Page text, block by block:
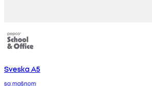
Sveska A5
sa mašnom